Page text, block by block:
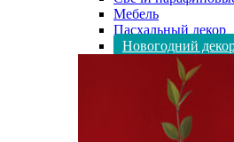
Мебель
Пасхальный декор
Новогодний